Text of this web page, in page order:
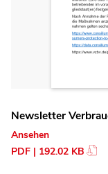
Newsletter
Ansehen
PDF | 192.02 KB